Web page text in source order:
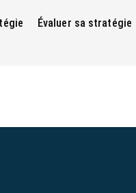
Évaluer sa stratégie